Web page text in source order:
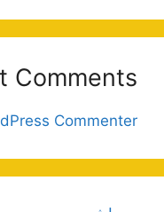
Comments
Commenter